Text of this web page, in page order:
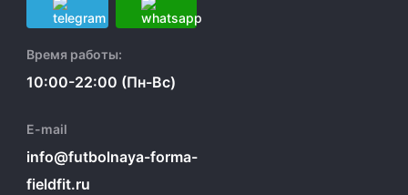
Время работы:
10:00-22:00 (Пн-Вс)
E-mail
info@futbolnaya-forma-
fieldfit.ru